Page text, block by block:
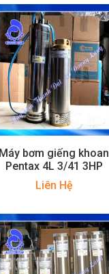
Máy bơm giếng khoan
Pentax 4L 3/41 3HP
Liên Hệ